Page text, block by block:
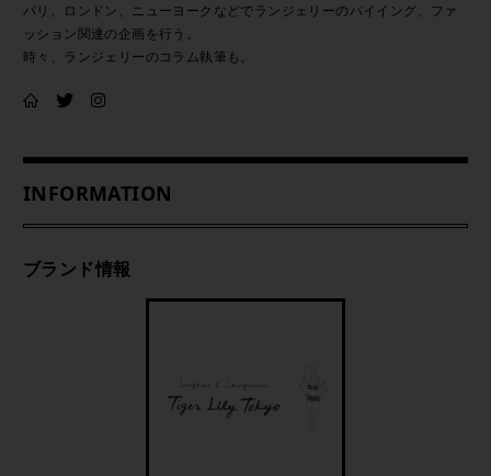
パリ、ロンドン、ニューヨークなどでランジェリーのバイイング、ファ
ッション関連の企画を行う。
時々、ランジェリーのコラム執筆も。
INFORMATION
ブランド情報